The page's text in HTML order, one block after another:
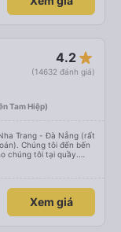
4.2 star_rate
(14632 đánh giá)
Tam Hiệp)
Trang - Đà Nẵng (rất
Chúng tôi đến bến
chúng tôi tại quầy.
tại quầy, vì giá vé trên
và chăn mền thì hơi
động tốt, và có giấy
(bến xe Đà Nẵng,
Xem giá